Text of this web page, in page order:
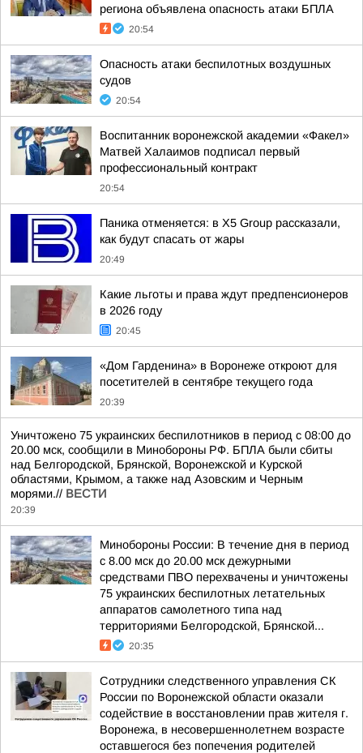
региона объявлена опасность атаки БПЛА
20:54
Опасность атаки беспилотных воздушных
судов
20:54
Воспитанник воронежской академии «Факел»
Матвей Халаимов подписал первый
профессиональный контракт
20:54
Паника отменяется: в X5 Group рассказали,
как будут спасать от жары
20:49
Какие льготы и права ждут предпенсионеров
в 2026 году
20:45
«Дом Гарденина» в Воронеже откроют для
посетителей в сентябре текущего года
20:39
Уничтожено 75 украинских беспилотников в период с 08:00 до
20.00 мск, сообщили в Минобороны РФ. БПЛА были сбиты
над Белгородской, Брянской, Воронежской и Курской
областями, Крымом, а также над Азовским и Черным
морями.// ВЕСТИ
20:39
Минобороны России: В течение дня в период
с 8.00 мск до 20.00 мск дежурными
средствами ПВО перехвачены и уничтожены
75 украинских беспилотных летательных
аппаратов самолетного типа над
территориями Белгородской, Брянской...
20:35
Сотрудники следственного управления СК
России по Воронежской области оказали
содействие в восстановлении прав жителя г.
Воронежа, в несовершеннолетнем возрасте
оставшегося без попечения родителей